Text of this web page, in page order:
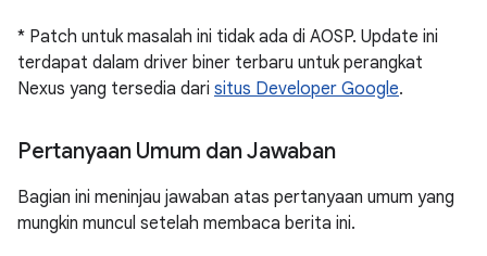
* Patch untuk masalah ini tidak ada di AOSP. Update ini
terdapat dalam driver biner terbaru untuk perangkat
Nexus yang tersedia dari situs Developer Google.
Pertanyaan Umum dan Jawaban
Bagian ini meninjau jawaban atas pertanyaan umum yang
mungkin muncul setelah membaca berita ini.